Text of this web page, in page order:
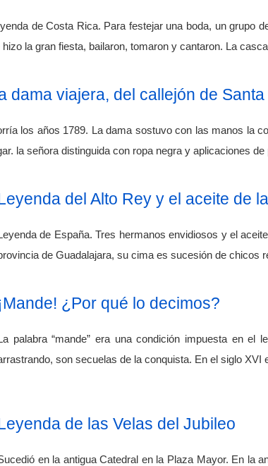
de Costa Rica. Para festejar una boda, un grupo
hizo la gran fiesta, bailaron, tomaron y cantaron. La
dama viajera, del callejón de Santa
los años 1789. La dama sostuvo con las manos la
la señora distinguida con ropa negra y aplicaciones
del Alto Rey y el aceite de
Leyenda de España. Tres hermanos envidiosos y el
de Guadalajara, su cima es sucesión de chicos
¿Por qué lo decimos?
La palabra “mande” era una condición impuesta en el
son secuelas de la conquista. En el siglo XVI
de las Velas del Jubileo
en la antigua Catedral en la Plaza Mayor. En la